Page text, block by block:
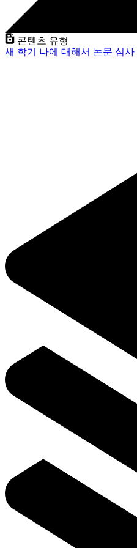
콘텐츠 유형
새 학기 나에 대해서 논문 심사